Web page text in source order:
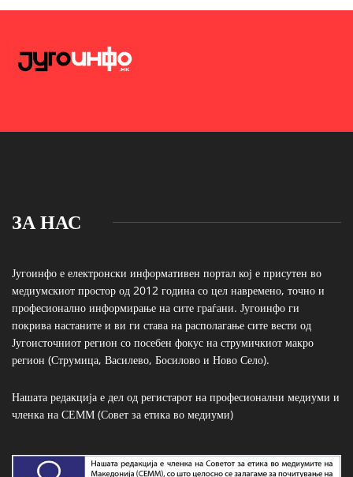
ЗА НАС
Југоинфо е електронски информативен портал кој е присутен во
медиумскиот простор од 2012 година со цел навремено, точно и
професионално информирање на сите граѓани. Југоинфо ги
покрива настаните и ви ги става на располагање сите вести од
Југоисточниот регион со посебен фокус на струмичкиот макро
регион (Струмица, Василево, Босилово и Ново Село).
Нашата редакција е дел од регистарот на професионални медиуми и
членка на СЕММ (Совет за етика во медиуми)